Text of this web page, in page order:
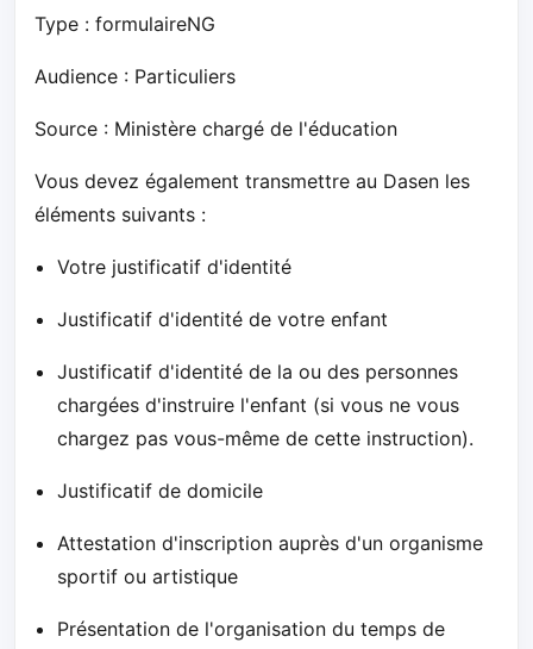
Type : formulaireNG
Audience : Particuliers
Source : Ministère chargé de l'éducation
Vous devez également transmettre au Dasen les
éléments suivants :
Votre justificatif d'identité
Justificatif d'identité de votre enfant
Justificatif d'identité de la ou des personnes
chargées d'instruire l'enfant (si vous ne vous
chargez pas vous-même de cette instruction).
Justificatif de domicile
Attestation d'inscription auprès d'un organisme
sportif ou artistique
Présentation de l'organisation du temps de